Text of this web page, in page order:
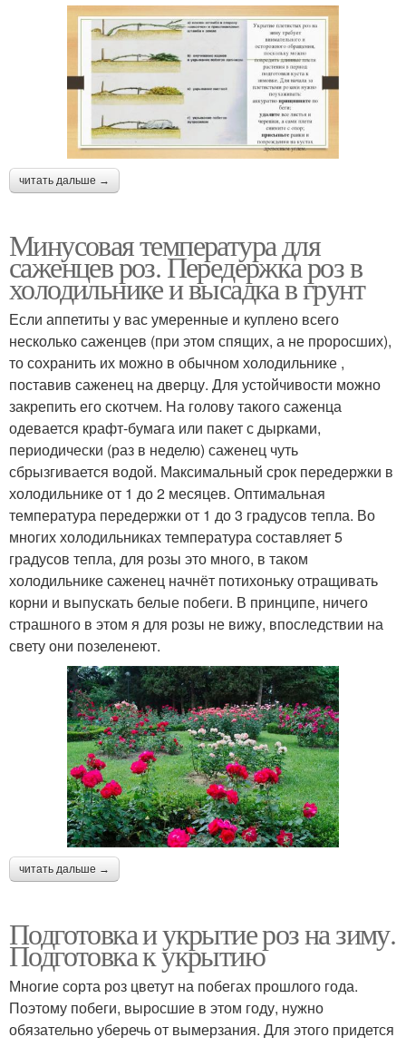
читать дальше →
Минусовая температура для
саженцев роз. Передержка роз в
холодильнике и высадка в грунт
Если аппетиты у вас умеренные и куплено всего
несколько саженцев (при этом спящих, а не проросших),
то сохранить их можно в обычном холодильнике ,
поставив саженец на дверцу. Для устойчивости можно
закрепить его скотчем. На голову такого саженца
одевается крафт-бумага или пакет с дырками,
периодически (раз в неделю) саженец чуть
сбрызгивается водой. Максимальный срок передержки в
холодильнике от 1 до 2 месяцев. Оптимальная
температура передержки от 1 до 3 градусов тепла. Во
многих холодильниках температура составляет 5
градусов тепла, для розы это много, в таком
холодильнике саженец начнёт потихоньку отращивать
корни и выпускать белые побеги. В принципе, ничего
страшного в этом я для розы не вижу, впоследствии на
свету они позеленеют.
читать дальше →
Подготовка и укрытие роз на зиму.
Подготовка к укрытию
Многие сорта роз цветут на побегах прошлого года.
Поэтому побеги, выросшие в этом году, нужно
обязательно уберечь от вымерзания. Для этого придется